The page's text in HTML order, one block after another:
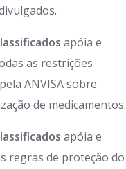
apóia e
as restrições
ANVISA sobre
de medicamentos.
apóia e
regras de proteção do